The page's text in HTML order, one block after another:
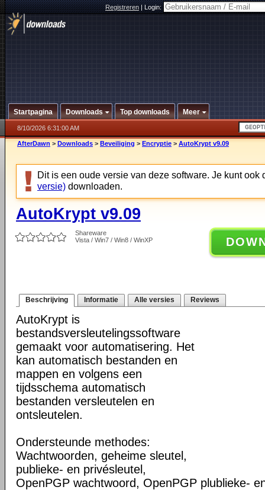
Registreren|Login:
Startpagina Downloads Top downloads Meer
8/10/2026 6:31:00 AM
AfterDawn > Downloads > Beveiliging > Encryptie > AutoKrypt v9.09
Dit is een oude versie van deze software. Je kunt ook
versie) downloaden.
AutoKrypt v9.09
Shareware
Vista / Win7 / Win8 / WinXP
Beschrijving Informatie Alle versies Reviews
AutoKrypt is
bestandsversleutelingssoftware
gemaakt voor automatisering. Het
kan automatisch bestanden en
mappen en volgens een
tijdsschema automatisch
bestanden versleutelen en
ontsleutelen.
Ondersteunde methodes:
Wachtwoorden, geheime sleutel,
publieke- en privésleutel,
OpenPGP wachtwoord, OpenPGP plublieke-